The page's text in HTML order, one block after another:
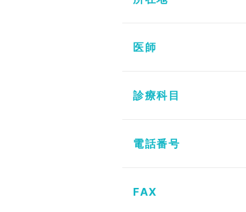
医師
診療科目
電話番号
FAX